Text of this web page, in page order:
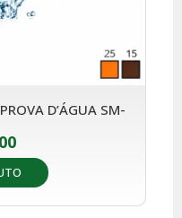
D’ÁGUA SM-